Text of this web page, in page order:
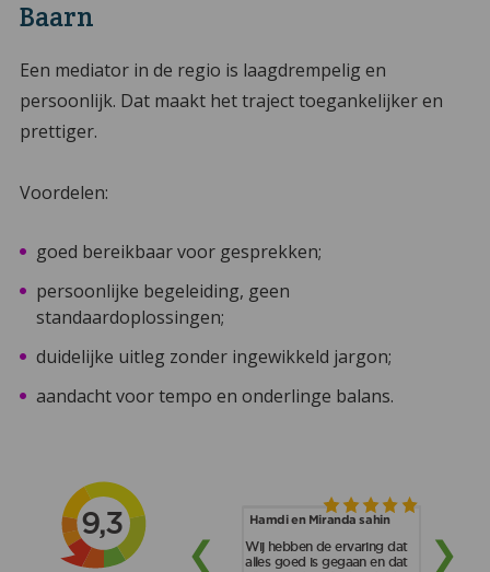
Baarn
Een mediator in de regio is laagdrempelig en
persoonlijk. Dat maakt het traject toegankelijker en
prettiger.
Voordelen:
goed bereikbaar voor gesprekken;
persoonlijke begeleiding, geen
standaardoplossingen;
duidelijke uitleg zonder ingewikkeld jargon;
aandacht voor tempo en onderlinge balans.